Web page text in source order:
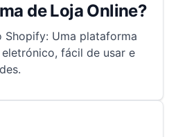
de Loja Online?
Shopify: Uma plataforma
fácil de usar e